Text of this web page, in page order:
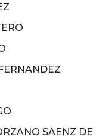
SAENZ DE